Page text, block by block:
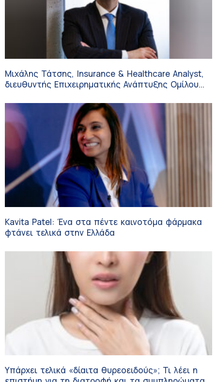
Μιχάλης Τάτσης, Insurance & Healthcare Analyst,
διευθυντής Επιχειρηματικής Ανάπτυξης Ομίλου
Kavita Patel: Ένα στα πέντε καινοτόμα φάρμακα
φτάνει τελικά στην Ελλάδα
Υπάρχει τελικά «δίαιτα θυρεοειδούς»; Τι λέει η